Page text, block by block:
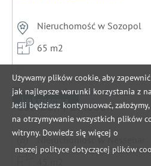
Nieruchomość w Sozopol
65 m2
-
Previous
Luksusowa
Esteban / Esteban
Nieruchomość w Nessebar
Używamy plików cookie, aby
jak najlepsze warunki korzystania z
Jeśli będziesz kontynuować,
na otrzymywanie wszystkich plików
witryny. Dowiedz się więcej o
naszej polityce dotyczącej plików